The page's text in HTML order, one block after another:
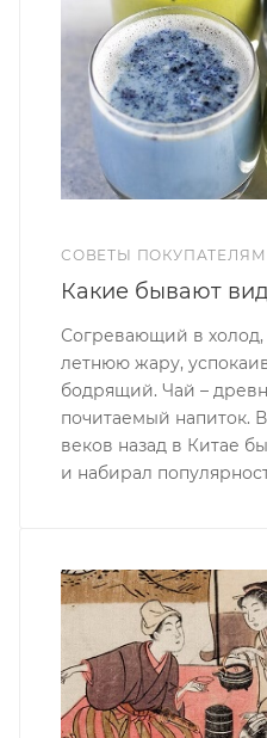
СОВЕТЫ ПОКУПАТЕЛЯМ
Какие бывают
Согревающий в
летнюю жару,
бодрящий. Чай –
почитаемый напиток.
веков назад в Китае
и набирал